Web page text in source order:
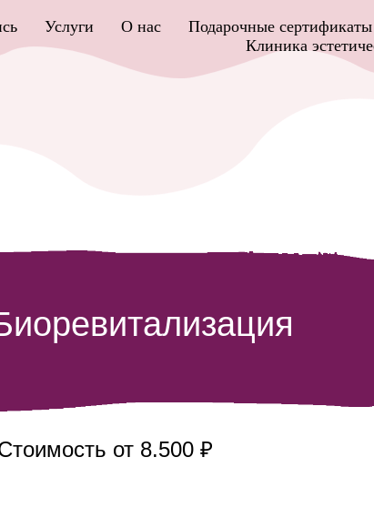
Услуги О нас Подарочные сертификаты
Клиника
от 8.500 ₽